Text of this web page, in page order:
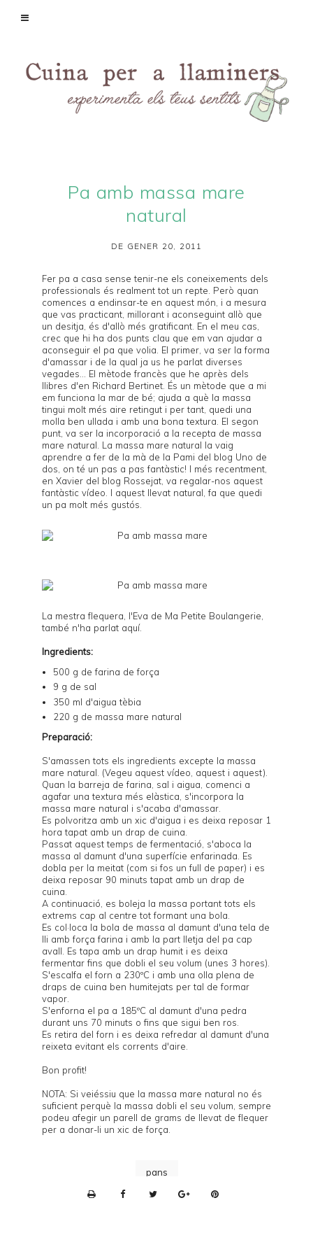
Pa amb massa mare
natural
DE GENER 20, 2011
Fer pa a casa sense tenir-ne els coneixements dels
professionals és realment tot un repte. Però quan
comences a endinsar-te en aquest món, i a mesura
que vas practicant, millorant i aconseguint allò que
un desitja, és d'allò més gratificant. En el meu cas,
crec que hi ha dos punts clau que em van ajudar a
aconseguir el pa que volia. El primer, va ser la forma
d'amassar i de la qual ja us he parlat diverses
vegades... El mètode francès que he après dels
llibres d'en Richard Bertinet . És un mètode que a mi
em funciona la mar de bé; ajuda a què la massa
tingui molt més aire retingut i per tant, quedi una
molla ben ullada i amb una bona textura. El segon
punt, va ser la incorporació a la recepta de massa
mare natural. La massa mare natural la vaig
aprendre a fer de la mà de la Pami del blog Uno de
dos , on té un pas a pas fantàstic! I més recentment,
en Xavier del blog Rossejat , va regalar-nos aquest
fantàstic vídeo . I aquest llevat natural, fa que quedi
un pa molt més gustós.
La mestra flequera, l'Eva de Ma Petite Boulangerie
també n'ha parlat aquí.
Ingredients:
500 g de farina de força
9 g de sal
350 ml d'aigua tèbia
220 g de massa mare natural
Preparació:
S'amassen tots els ingredients excepte la massa
mare natural. (Vegeu aquest vídeo aquest i aquest).
Quan la barreja de farina, sal i aigua, comenci a
agafar una textura més elàstica, s'incorpora la
massa mare natural i s'acaba d'amassar.
Es polvoritza amb un xic d'aigua i es deixa reposar 1
hora tapat amb un drap de cuina.
Passat aquest temps de fermentació, s'aboca la
massa al damunt d'una superfície enfarinada. Es
dobla per la meitat (com si fos un full de paper) i es
deixa reposar 90 minuts tapat amb un drap de
cuina.
A continuació, es boleja la massa portant tots els
extrems cap al centre tot formant una bola.
Es col·loca la bola de massa al damunt d'una tela de
lli amb força farina i amb la part lletja del pa cap
avall. Es tapa amb un drap humit i es deixa
fermentar fins que dobli el seu volum (unes 3 hores).
S'escalfa el forn a 230ºC i amb una olla plena de
draps de cuina ben humitejats per tal de formar
vapor.
S'enforna el pa a 185ºC al damunt d'una pedra
durant uns 70 minuts o fins que sigui ben ros.
Es retira del forn i es deixa refredar al damunt d'una
reixeta evitant els corrents d'aire.
Bon profit!
NOTA: Si veiéssiu que la massa mare natural no és
suficient perquè la massa dobli el seu volum, sempre
podeu afegir un parell de grams de llevat de flequer
per a donar-li un xic de força.
pans